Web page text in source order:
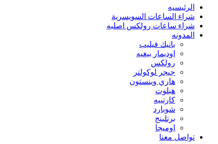
الرئيسيه
شراء الساعات السويسرية
شراء ساعات رولكس اصليه
المدونه
باتيك فيليب
اوديمار بيغيه
رولكس
جيجر لوكولتر
هاري وينستون
هبلوت
كارتييه
شوبارد
برتلينج
اوميجا
تواصل معنا